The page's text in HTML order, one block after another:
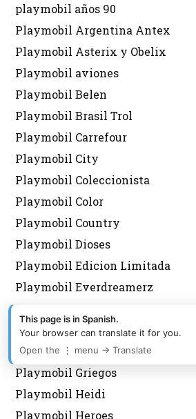
playmobil años 90
Playmobil Argentina Antex
Playmobil Asterix y Obelix
Playmobil aviones
Playmobil Belen
Playmobil Brasil Trol
Playmobil Carrefour
Playmobil City
Playmobil Coleccionista
Playmobil Color
Playmobil Country
Playmobil Dioses
Playmobil Edicion Limitada
Playmobil Everdreamerz
Playmobil Fallas
Playmobil Fútbol
Playmobil Grecia Lyra
Playmobil Griegos
Playmobil Heidi
Playmobil Heroes
This page is in Spanish.
Your browser can translate it for you.
Open the ⋮ menu → Translate